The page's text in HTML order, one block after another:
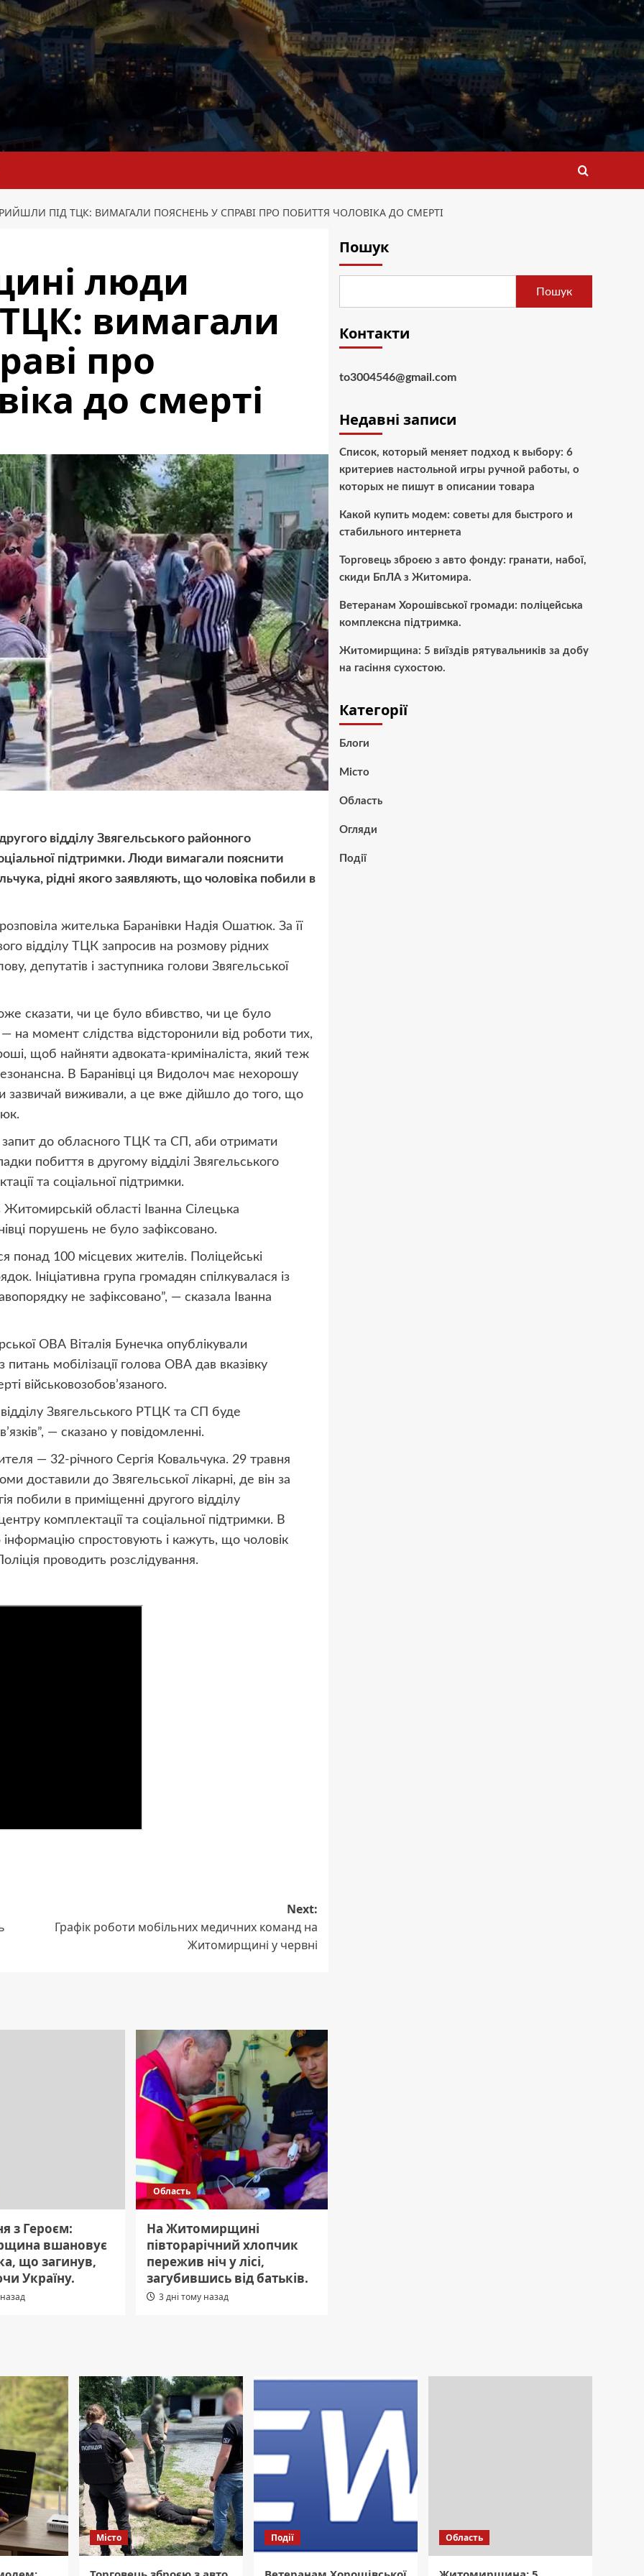
ПІД ТЦК: ВИМАГАЛИ ПОЯСНЕНЬ У СПРАВІ ПРО ПОБИТТЯ ЧОЛОВІКА ДО СМЕРТІ
люди
вимагали
про
до смерті
відділу Звягельського районного
підтримки. Люди вимагали пояснити
рідні якого заявляють, що чоловіка побили в
жителька Баранівки Надія Ошатюк. За її
відділу ТЦК запросив на розмову рідних
депутатів і заступника голови Звягельської
сказати, чи це було вбивство, чи це було
на момент слідства відсторонили від роботи тих,
щоб найняти адвоката-криміналіста, який теж
В Баранівці ця Видолоч має нехорошу
зазвичай виживали, а це вже дійшло до того, що
до обласного ТЦК та СП, аби отримати
побиття в другому відділі Звягельського
та соціальної підтримки.
області Іванна Сілецька
порушень не було зафіксовано.
понад 100 місцевих жителів. Поліцейські
Ініціативна група громадян спілкувалася із
не зафіксовано”, — сказала Іванна
ОВА Віталія Бунечка опублікували
мобілізації голова ОВА дав вказівку
військовозобов’язаного.
Звягельського РТЦК та СП буде
— сказано у повідомленні.
— 32-річного Сергія Ковальчука. 29 травня
доставили до Звягельської лікарні, де він за
побили в приміщенні другого відділу
комплектації та соціальної підтримки. В
спростовують і кажуть, що чоловік
проводить розслідування.
Next:
Графік роботи мобільних медичних команд на
Житомирщині у червні
з Героєм:
вшановує
що загинув,
Україну.
Область
На Житомирщині
півторарічний хлопчик
пережив ніч у лісі,
загубившись від батьків.
3 дні тому назад
Пошук
Пошук
Контакти
to3004546@gmail.com
Недавні записи
Список, который меняет подход к выбору: 6
критериев настольной игры ручной работы, о
которых не пишут в описании товара
Какой купить модем: советы для быстрого и
стабильного интернета
Торговець зброєю з авто фонду: гранати, набої,
скиди БпЛА з Житомира.
Ветеранам Хорошівської громади: поліцейська
комплексна підтримка.
Житомирщина: 5 виїздів рятувальників за добу
на гасіння сухостою.
Категорії
Блоги
Місто
Область
Огляди
Події
Місто Події Область